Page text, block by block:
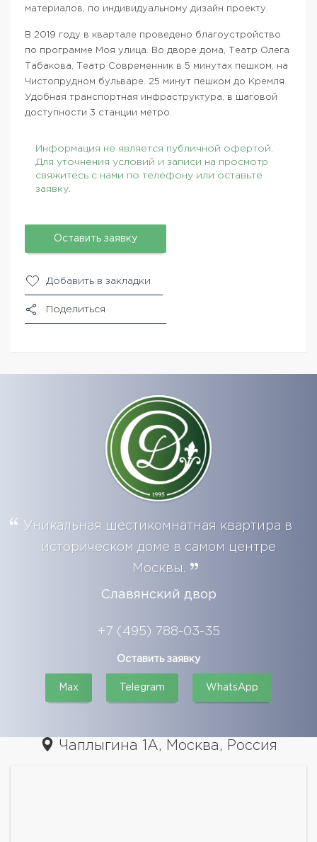
материалов, по индивидуальному дизайн проекту.
В 2019 году в квартале проведено благоустройство
по программе Моя улица. Во дворе дома, Театр Олега
Табакова, Театр Современник в 5 минутах пешком, на
Чистопрудном бульваре. 25 минут пешком до Кремля.
Удобная транспортная инфраструктура, в шаговой
доступности 3 станции метро.
Информация не является публичной офертой.
Для уточнения условий и записи на просмотр
свяжитесь с нами по телефону или оставьте
заявку.
Оставить заявку
Добавить в закладки
Поделиться
Уникальная шестикомнатная квартира в
историческом доме в самом центре
Москвы.
Славянский двор
+7 (495) 788-03-35
Оставить заявку
Max Telegram WhatsApp
Чаплыгина 1А, Москва, Россия